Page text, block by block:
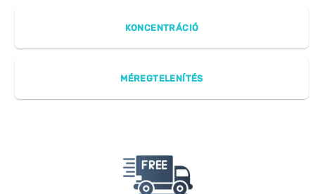
KONCENTRÁCIÓ
MÉREGTELENÍTÉS